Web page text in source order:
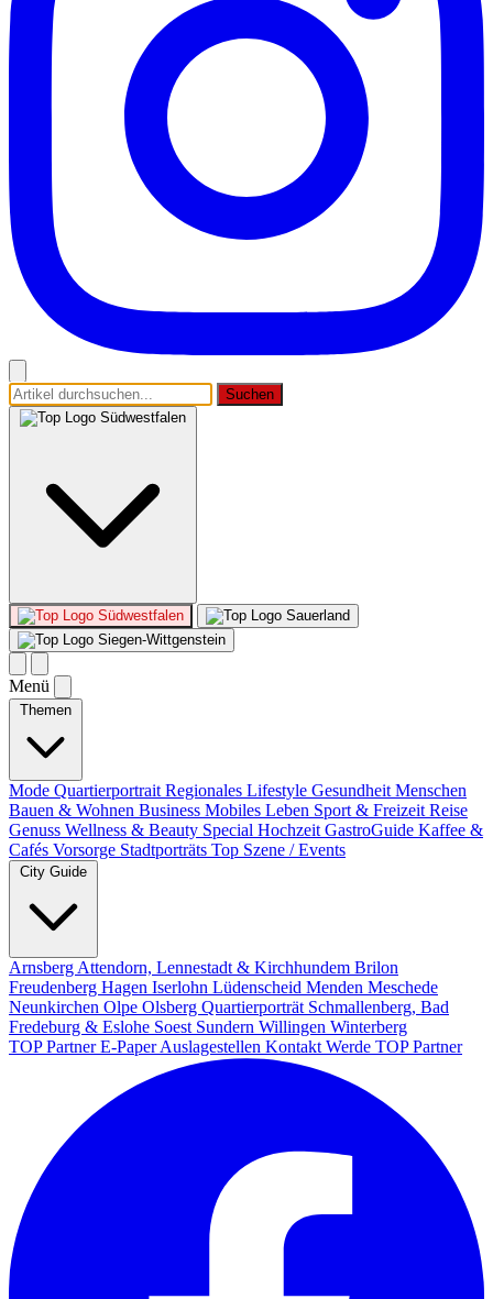
Suchen
Südwestfalen
Südwestfalen
Sauerland
Siegen-Wittgenstein
Menü
Themen
Mode Quartierportrait Regionales Lifestyle Gesundheit Menschen
Bauen & Wohnen Business Mobiles Leben Sport & Freizeit Reise
Genuss Wellness & Beauty Special Hochzeit GastroGuide Kaffee &
Cafés Vorsorge Stadtporträts Top Szene / Events
City Guide
Arnsberg Attendorn, Lennestadt & Kirchhundem Brilon
Freudenberg Hagen Iserlohn Lüdenscheid Menden Meschede
Neunkirchen Olpe Olsberg Quartierporträt Schmallenberg, Bad
Fredeburg & Eslohe Soest Sundern Willingen Winterberg
TOP PartnerE-PaperAuslagestellen Kontakt Werde TOP Partner